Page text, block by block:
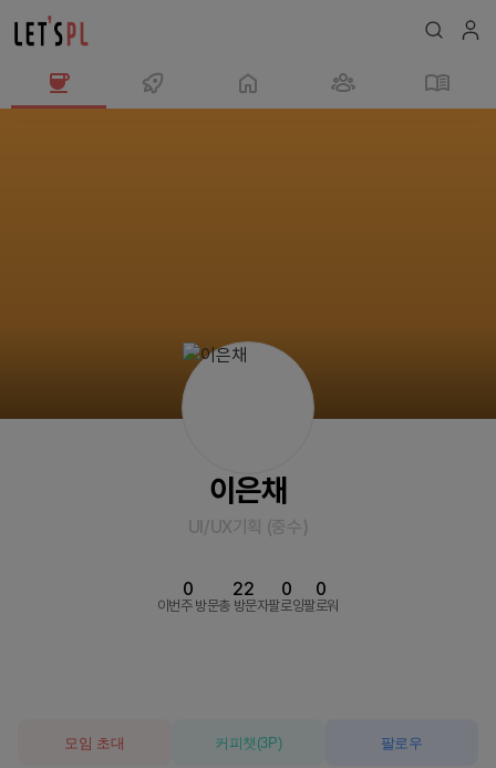
이은채
UI/UX기획 (중수)
이번주 방문
0
총 방문자
22
팔로잉
0
팔로워
0
모임 초대 커피챗 (3P) 팔로우